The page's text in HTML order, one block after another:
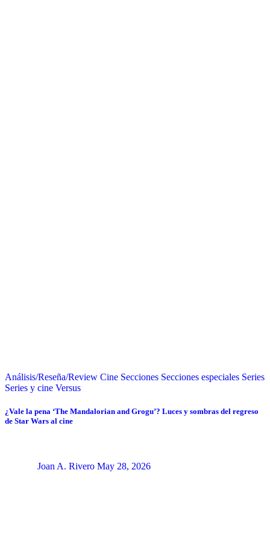
Análisis/Reseña/Review Cine Secciones Secciones especiales Series
Series y cine Versus
¿Vale la pena ‘The Mandalorian and Grogu’? Luces y sombras del regreso
de Star Wars al cine
Joan A. Rivero May 28, 2026